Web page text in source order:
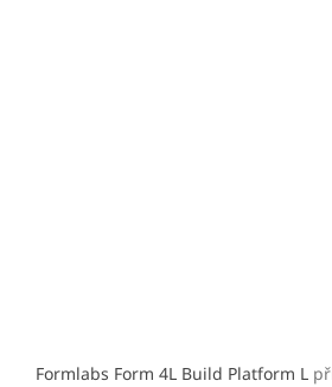
Formlabs Form 4L Build Platform L